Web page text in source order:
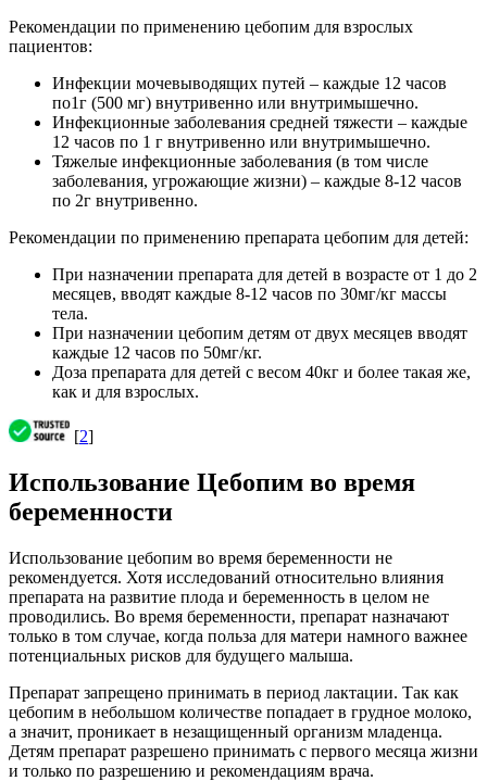
Рекомендации по применению цебопим для взрослых
пациентов:
Инфекции мочевыводящих путей – каждые 12 часов
по1г (500 мг) внутривенно или внутримышечно.
Инфекционные заболевания средней тяжести – каждые
12 часов по 1 г внутривенно или внутримышечно.
Тяжелые инфекционные заболевания (в том числе
заболевания, угрожающие жизни) – каждые 8-12 часов
по 2г внутривенно.
Рекомендации по применению препарата цебопим для детей:
При назначении препарата для детей в возрасте от 1 до 2
месяцев, вводят каждые 8-12 часов по 30мг/кг массы
тела.
При назначении цебопим детям от двух месяцев вводят
каждые 12 часов по 50мг/кг.
Доза препарата для детей с весом 40кг и более такая же,
как и для взрослых.
[2]
Использование Цебопим во время
беременности
Использование цебопим во время беременности не
рекомендуется. Хотя исследований относительно влияния
препарата на развитие плода и беременность в целом не
проводились. Во время беременности, препарат назначают
только в том случае, когда польза для матери намного важнее
потенциальных рисков для будущего малыша.
Препарат запрещено принимать в период лактации. Так как
цебопим в небольшом количестве попадает в грудное молоко,
а значит, проникает в незащищенный организм младенца.
Детям препарат разрешено принимать с первого месяца жизни
и только по разрешению и рекомендациям врача.